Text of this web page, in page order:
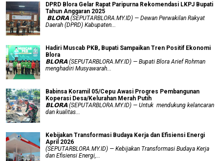
DPRD Blora Gelar Rapat Paripurna Rekomendasi LKPJ Bupati
Tahun Anggaran 2025
‎ 𝗕𝗟𝗢𝗥𝗔 (SEPUTARBLORA.MY.ID) — Dewan Perwakilan Rakyat
Daerah (DPRD) Kabupaten...
Hadiri Muscab PKB, Bupati Sampaikan Tren Positif Ekonomi
Blora
𝗕𝗟𝗢𝗥𝗔 (SEPUTARBLORA.MY.ID) — Bupati Blora Arief Rohman
menghadiri Musyawarah...
Babinsa Koramil 05/Cepu Awasi Progres Pembangunan
Koperasi Desa/Kelurahan Merah Putih
𝗕𝗟𝗢𝗥𝗔 (SEPUTARBLORA.MY.ID) — Untuk mendukung kelancaran
dan kualitas...
Kebijakan Transformasi Budaya Kerja dan Efisiensi Energi
April 2026
(SEPUTARBLORA.MY.ID) — Kebijakan Transformasi Budaya Kerja
dan Efisiensi Energi,...